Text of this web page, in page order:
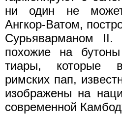
ни один не
Ангкор-Ватом,
Сурьяварманом
похожие на
тиары, которые
римских пап,
изображены на
современной